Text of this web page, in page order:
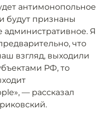
антимонопольное
будут признаны
Я
что
взгляд, выходили
РФ, то
— рассказал